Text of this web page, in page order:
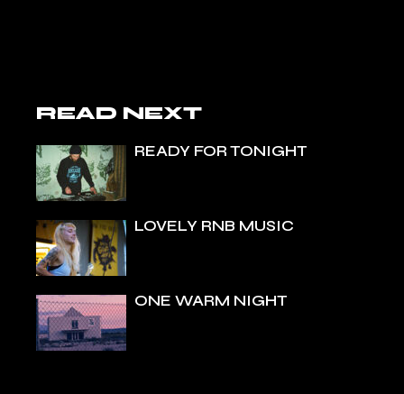
READ NEXT
READY FOR TONIGHT
LOVELY RNB MUSIC
ONE WARM NIGHT